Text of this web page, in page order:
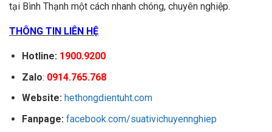
tại Bình Thạnh một cách nhanh chóng, chuyên nghiệp.
THÔNG TIN LIÊN HỆ
Hotline: 1900.9200
Zalo: 0914.765.768
Website: hethongdientuht.com
Fanpage: facebook.com/suativichuyennghiep